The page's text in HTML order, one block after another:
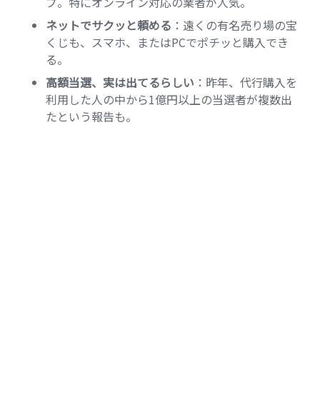
ネットでサクッと頼める ：遠くの有名売り場の宝
くじも、スマホ、またはPCでポチッと購入でき
る。
高額当選、実は出てるらしい ：昨年、代行購入を
利用した人の中から1億円以上の当選者が複数出
たという報告も。